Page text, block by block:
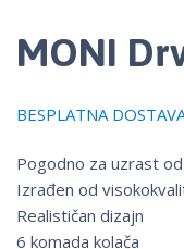
MONI
BESPLATNA
Pogodno za uzrast
Izrađen od
Realističan dizajn
6 komada kolača